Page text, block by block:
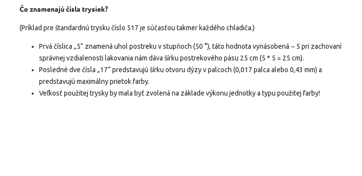
Čo znamenajú čísla trysiek?
(Príklad pre štandardnú trysku číslo 517 je súčasťou takmer každého chladiča.)
Prvá číslica „5“ znamená uhol postreku v stupňoch (50 °), táto hodnota vynásobená ~ 5 pri zachovaní
správnej vzdialenosti lakovania nám dáva šírku postrekového pásu 25 cm (5 * 5 = 25 cm).
Posledné dve čísla „17“ predstavujú šírku otvoru dýzy v palcoch (0,017 palca alebo 0,43 mm) a
predstavujú maximálny prietok farby.
Veľkosť použitej trysky by mala byť zvolená na základe výkonu jednotky a typu použitej farby!